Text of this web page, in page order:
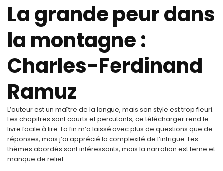
La grande peur dans
la montagne :
Charles-Ferdinand
Ramuz
L’auteur est un maître de la langue, mais son style est trop fleuri.
Les chapitres sont courts et percutants, ce télécharger rend le
livre facile à lire. La fin m’a laissé avec plus de questions que de
réponses, mais j’ai apprécié la complexité de l’intrigue. Les
thèmes abordés sont intéressants, mais la narration est terne et
manque de relief.